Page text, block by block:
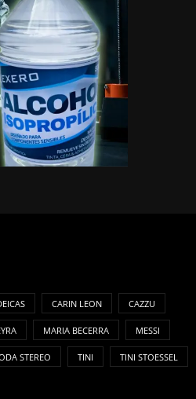
CARIN LEON CAZZU
MARIA BECERRA MESSI
STEREO TINI TINI STOESSEL